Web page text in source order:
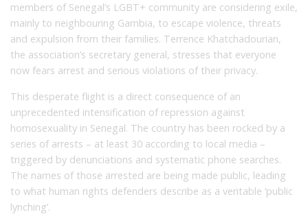
members of Senegal’s LGBT+ community are considering exile,
mainly to neighbouring Gambia, to escape violence, threats
and expulsion from their families. Terrence Khatchadourian,
the association’s secretary general, stresses that everyone
now fears arrest and serious violations of their privacy.
This desperate flight is a direct consequence of an
unprecedented intensification of repression against
homosexuality in Senegal. The country has been rocked by a
series of arrests – at least 30 according to local media –
triggered by denunciations and systematic phone searches.
The names of those arrested are being made public, leading
to what human rights defenders describe as a veritable ‘public
lynching’.